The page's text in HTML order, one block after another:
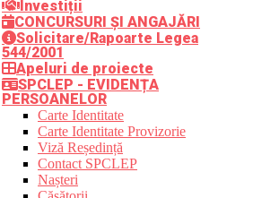
Investiții
CONCURSURI ȘI ANGAJĂRI
Solicitare/Rapoarte Legea
544/2001
Apeluri de proiecte
SPCLEP - EVIDENȚA
PERSOANELOR
Carte Identitate
Carte Identitate Provizorie
Viză Reședință
Contact SPCLEP
Nașteri